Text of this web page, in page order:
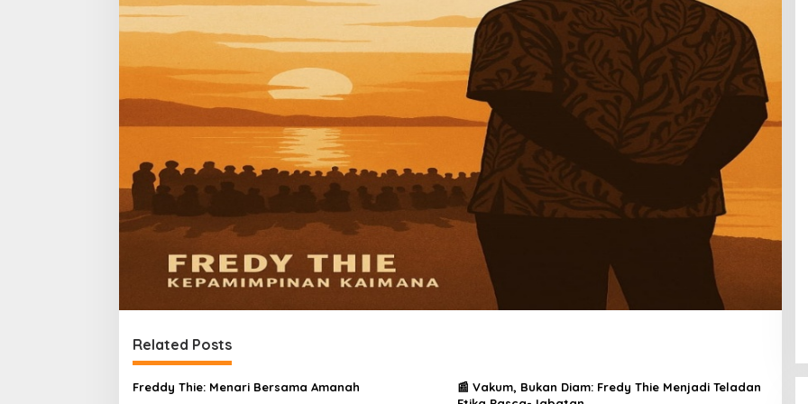
Related Posts
Freddy Thie: Menari Bersama Amanah
📰 Vakum, Bukan Diam: Fredy Thie Menjadi Teladan